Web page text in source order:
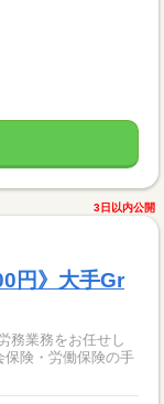
3日以内公開
円》大手Gr
務業務をお任せし